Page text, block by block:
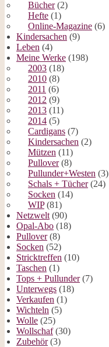
Bücher(2)
Hefte (1)
Online-Magazine (6)
Kindersachen (9)
Leben (4)
Meine Werke (198)
2003 (18)
2010 (8)
2011 (6)
2012 (9)
2013 (11)
2014 (5)
Cardigans (7)
Kindersachen (2)
Mützen (11)
Pullover(8)
Pullunder+Westen (3)
Schals + Tücher(24)
Socken (14)
WIP(81)
Netzwelt (90)
Opal-Abo (18)
Pullover(8)
Socken (52)
Stricktreffen (10)
Taschen (1)
Tops + Pullunder(7)
Unterwegs (18)
Verkaufen (1)
Wichteln (5)
Wolle (25)
Wollschaf(30)
Zubehör(3)